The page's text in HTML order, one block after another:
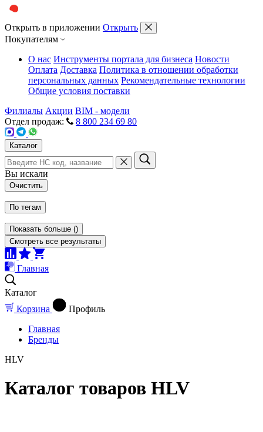
Открыть в приложении Открыть
Покупателям
О нас Инструменты портала для бизнеса Новости
Оплата Доставка Политика в отношении обработки
персональных данных Рекомендательные технологии
Общие условия поставки
Филиалы Акции BIM - модели
Отдел продаж:
8 800 234 69 80
Каталог
Вы искали
Очистить
По тегам
Показать больше ()
Смотреть все результаты
Главная
Каталог
Корзина
Профиль
Главная
Бренды
HLV
Каталог товаров HLV